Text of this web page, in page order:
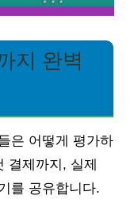
지 완벽
은 어떻게 평가하
결제까지, 실제
를 공유합니다.